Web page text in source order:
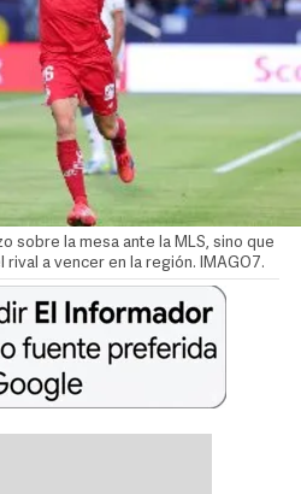
sobre la mesa ante la MLS, sino que
a vencer en la región. IMAGO7.